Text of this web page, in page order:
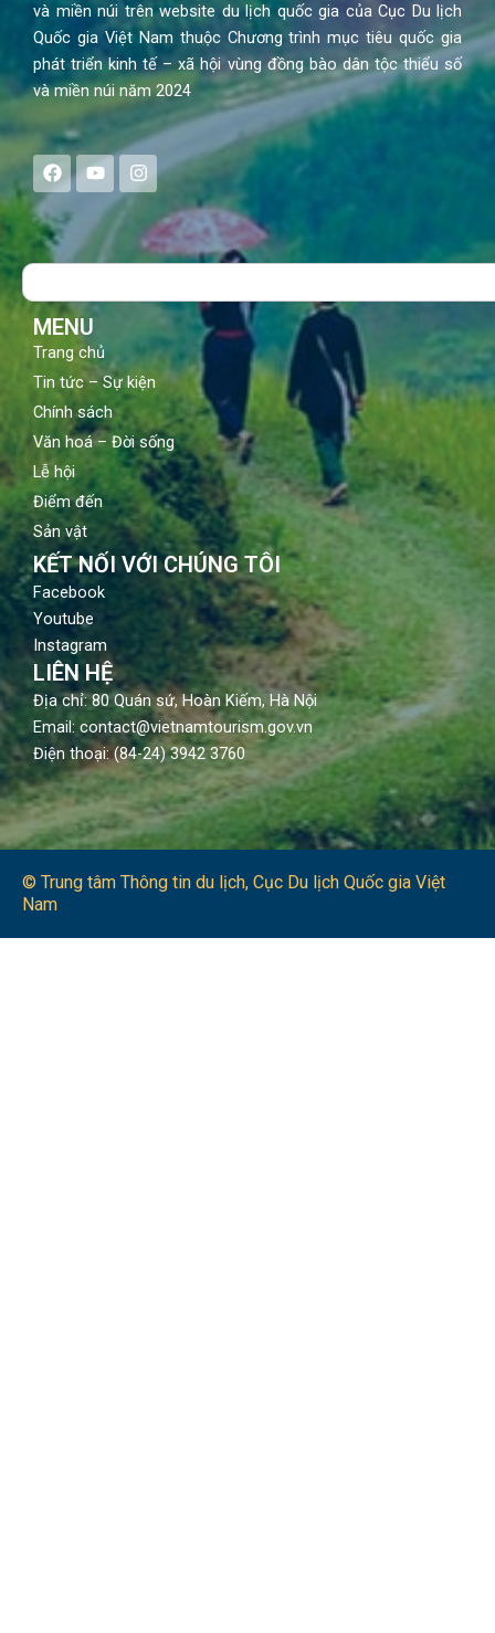
và miền núi trên website du lịch quốc gia của Cục Du lịch
Quốc gia Việt Nam thuộc Chương trình mục tiêu quốc gia
phát triển kinh tế – xã hội vùng đồng bào dân tộc thiểu số
và miền núi năm 2024
F
a
c
e
b
o
Y
o
u
t
u
b
I
n
s
a
g
Search
MENU
Trang chủ
Tin tức – Sự kiện
Chính sách
Văn hoá – Đời sống
Lễ hội
Điểm đến
Sản vật
KẾT NỐI VỚI CHÚNG TÔI
Facebook
Youtube
Instagram
LIÊN HỆ
Địa chỉ: 80 Quán sứ, Hoàn Kiếm, Hà Nội
Email: contact@vietnamtourism.gov.vn
Điện thoại: (84-24) 3942 3760
© Trung tâm Thông tin du lịch​, Cục Du lịch Quốc gia Việt
Nam